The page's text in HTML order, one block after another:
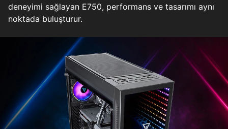
deneyimi sağlayan E750, performans ve tasarımı aynı
noktada buluşturur.